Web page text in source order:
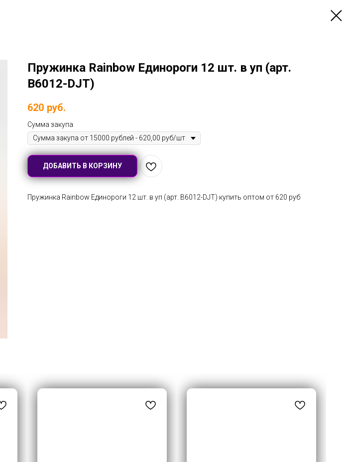
Пружинка Rainbow Единороги 12 шт. в уп (арт.
B6012-DJT)
620 руб.
Сумма закупа
ДОБАВИТЬ В КОРЗИНУ
Пружинка Rainbow Единороги 12 шт. в уп (арт. B6012-DJT) купить оптом от 620 руб